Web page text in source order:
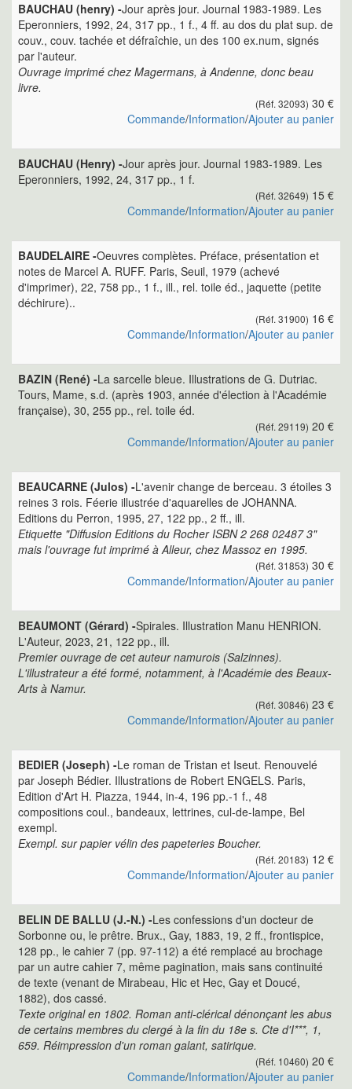
BAUCHAU (henry) -Jour après jour. Journal 1983-1989. Les
Eperonniers, 1992, 24, 317 pp., 1 f., 4 ff. au dos du plat sup. de
couv., couv. tachée et défraîchie, un des 100 ex.num, signés
par l'auteur.
Ouvrage imprimé chez Magermans, à Andenne, donc beau
livre.
(Réf. 32093) 30 €
Commande/Information/Ajouter au panier
BAUCHAU (Henry) -Jour après jour. Journal 1983-1989. Les
Eperonniers, 1992, 24, 317 pp., 1 f.
(Réf. 32649) 15 €
Commande/Information/Ajouter au panier
BAUDELAIRE -Oeuvres complètes. Préface, présentation et
notes de Marcel A. RUFF. Paris, Seuil, 1979 (achevé
d'imprimer), 22, 758 pp., 1 f., ill., rel. toile éd., jaquette (petite
déchirure)..
(Réf. 31900) 16 €
Commande/Information/Ajouter au panier
BAZIN (René) -La sarcelle bleue. Illustrations de G. Dutriac.
Tours, Mame, s.d. (après 1903, année d'élection à l'Académie
française), 30, 255 pp., rel. toile éd.
(Réf. 29119) 20 €
Commande/Information/Ajouter au panier
BEAUCARNE (Julos) -L'avenir change de berceau. 3 étoiles 3
reines 3 rois. Féerie illustrée d'aquarelles de JOHANNA.
Editions du Perron, 1995, 27, 122 pp., 2 ff., ill.
Etiquette "Diffusion Editions du Rocher ISBN 2 268 02487 3"
mais l'ouvrage fut imprimé à Alleur, chez Massoz en 1995.
(Réf. 31853) 30 €
Commande/Information/Ajouter au panier
BEAUMONT (Gérard) -Spirales. Illustration Manu HENRION.
L'Auteur, 2023, 21, 122 pp., ill.
Premier ouvrage de cet auteur namurois (Salzinnes).
L'illustrateur a été formé, notamment, à l'Académie des Beaux-
Arts à Namur.
(Réf. 30846) 23 €
Commande/Information/Ajouter au panier
BEDIER (Joseph) -Le roman de Tristan et Iseut. Renouvelé
par Joseph Bédier. Illustrations de Robert ENGELS. Paris,
Edition d'Art H. Piazza, 1944, in-4, 196 pp.-1 f., 48
compositions coul., bandeaux, lettrines, cul-de-lampe, Bel
exempl.
Exempl. sur papier vélin des papeteries Boucher.
(Réf. 20183) 12 €
Commande/Information/Ajouter au panier
BELIN DE BALLU (J.-N.) -Les confessions d'un docteur de
Sorbonne ou, le prêtre. Brux., Gay, 1883, 19, 2 ff., frontispice,
128 pp., le cahier 7 (pp. 97-112) a été remplacé au brochage
par un autre cahier 7, même pagination, mais sans continuité
de texte (venant de Mirabeau, Hic et Hec, Gay et Doucé,
1882), dos cassé.
Texte original en 1802. Roman anti-clérical dénonçant les abus
de certains membres du clergé à la fin du 18e s. Cte d'I***, 1,
659. Réimpression d'un roman galant, satirique.
(Réf. 10460) 20 €
Commande/Information/Ajouter au panier